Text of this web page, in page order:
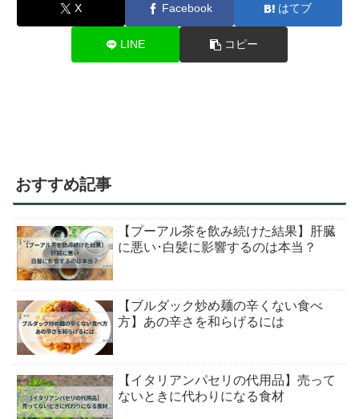
X Facebook はてブ
LINE コピー
おすすめ記事
【プーアル茶を飲み続けた結果】肝臓
に悪い･白髪に影響するのは本当？
【ブルダック炒め麺の辛くない食べ
方】あの辛さを和らげるには
【イタリアンパセリの代用品】売って
ないときに代わりになる食材